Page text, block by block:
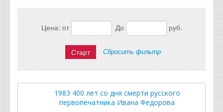
Цена: от До руб.
Сбросить фильтр
1983 400 лет со дня смерти русского
первопечатника Ивана Федорова